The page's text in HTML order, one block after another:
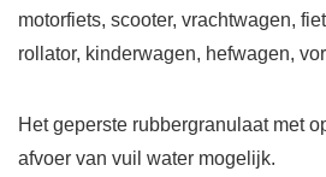
motorfiets, scooter, vrachtwagen,
rollator, kinderwagen, hefwagen,
Het geperste rubbergranulaat met
afvoer van vuil water mogelijk.